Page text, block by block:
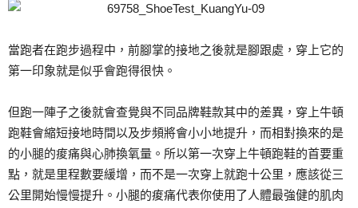
當跑者在跑步過程中，前腳掌的接地之後就是腳跟處，穿上它的
第一印象就是似乎會跑得很快。
但跑一陣子之後就會查覺與不同品牌鞋款其中的差異，穿上牛頓
跑鞋會縮短接地時間以及步頻將會小小地提升，而相對換來的是
的小腿的痠痛與心肺換氧量。所以第一次穿上牛頓跑鞋的首要重
點，就是里程數要緩增，而不是一次穿上就跑十公里，應該從三
公里開始慢慢提升。小腿的痠痛代表你使用了人體最強健的肌肉